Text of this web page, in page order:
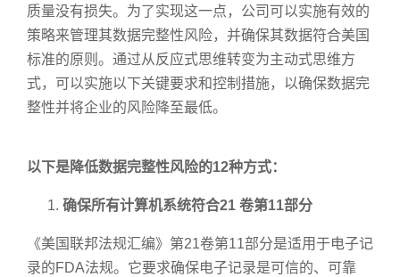
质量没有损失。为了实现这一点，公司可以实施有效的
策略来管理其数据完整性风险，并确保其数据符合美国
标准的原则。通过从反应式思维转变为主动式思维方
式，可以实施以下关键要求和控制措施，以确保数据完
整性并将企业的风险降至最低。
以下是降低数据完整性风险的12种方式：
确保所有计算机系统符合21 卷第11部分
《美国联邦法规汇编》第21卷第11部分是适用于电子记
录的FDA法规。它要求确保电子记录是可信的、可靠